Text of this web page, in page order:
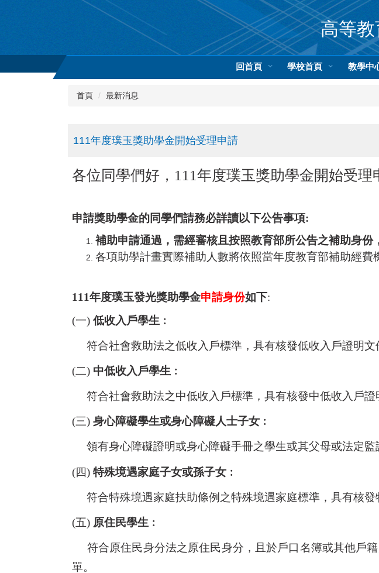
內
高等
回首頁 學校首頁 教學中
首頁 最新消息
111年度璞玉獎助學金開始受理申請
各位同學們好， 111年度璞玉獎助學金開始受理
申請獎助學金的同學們請務必詳讀以下公告事項:
補助申請通過，需經審核且按照教育部所公告之補助身份
各項助學計畫實際補助人數將依照當年度教育部補助經費
111年度璞玉發光獎助學金申請身份如下:
(一) 低收入戶學生 ︰
符合社會救助法之低收入戶標準，具有核發低收入戶證明文
(二) 中低收入戶學生 ︰
符合社會救助法之中低收入戶標準，具有核發中低收入 戶證
(三) 身心障礙學生或身心障礙人士子女 ︰
領有身心障礙證明或身心障礙手冊之學生或其父母或法定
(四) 特殊境遇家庭子女或孫子女 ︰
符合特殊境遇家庭扶助條例之特殊境遇家庭標準，具有核發
(五) 原住民學生 ︰
符合原住民身分法之原住民身分，且於戶口名簿或其他戶籍
單。